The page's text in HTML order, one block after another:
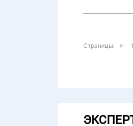
Страницы: ← 1